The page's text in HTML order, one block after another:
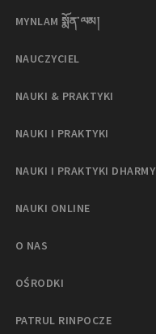
MYNLAM སྨོན་ལམ།
NAUCZYCIEL
NAUKI & PRAKTYKI
NAUKI I PRAKTYKI
NAUKI I PRAKTYKI DHARMY
NAUKI ONLINE
O NAS
OŚRODKI
PATRUL RINPOCZE